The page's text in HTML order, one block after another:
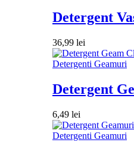
Detergent
36,99 lei
Detergenti Geamuri
Detergent
6,49 lei
Detergenti Geamuri